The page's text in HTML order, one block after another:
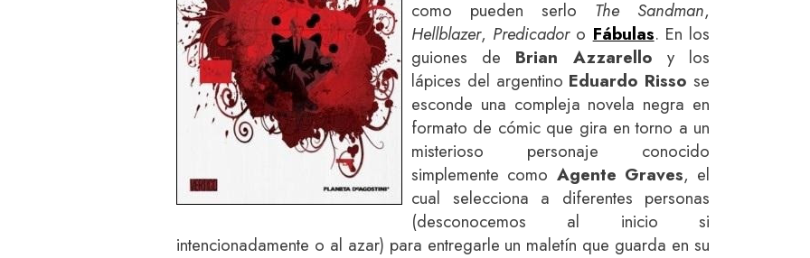
como pueden serlo The Sandman,
Hellblazer, Predicadoro Fábulas. En los
guiones de Brian Azzarello y los
lápices del argentino Eduardo Risso se
esconde una compleja novela negra en
formato de cómic que gira en torno a un
misterioso personaje conocido
simplemente como Agente Graves, el
cual selecciona a diferentes personas
(desconocemos al inicio si
intencionadamente o al azar) para entregarle un maletín que guarda en su